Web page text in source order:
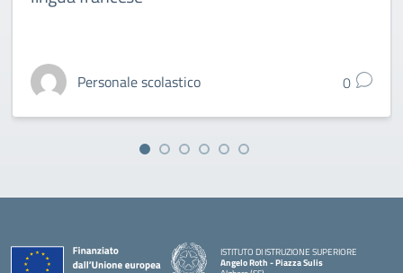
Personale scolastico 0
ISTITUTO DI ISTRUZIONE SUPERIORE
Angelo Roth - Piazza Sulis